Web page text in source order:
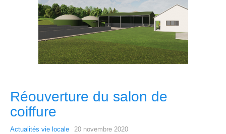
Réouverture du salon de
coiffure
Actualités vie locale 20 novembre 2020